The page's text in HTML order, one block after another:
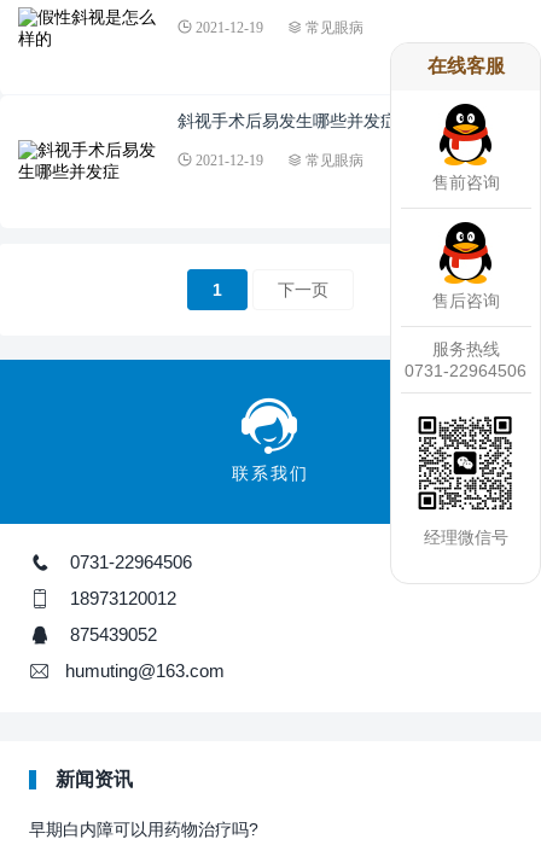
2021-12-19 常见眼病
斜视手术后易发生哪些并发症
2021-12-19 常见眼病
1 下一页
联系我们
0731-22964506
18973120012
875439052
humuting@163.com
新闻资讯
早期白内障可以用药物治疗吗?
在线客服
售前咨询
售后咨询
服务热线
0731-22964506
经理微信号